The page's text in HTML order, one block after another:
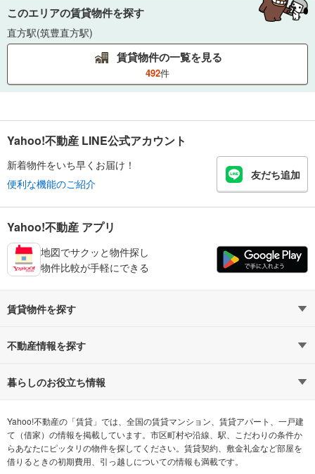
このエリアの賃貸物件を探す
直方駅(筑豊直方駅)
賃貸物件の一覧を見る
492件
Yahoo!不動産 LINE公式アカウント
新着物件をいち早くお届け！
便利な機能のご紹介
友だち追加
Yahoo!不動産 アプリ
地図でサクッと物件探し
物件比較が手軽にできる
賃貸物件を探す
路線・駅から探す
通勤時間から探す
不動産会社から探す 希望の条件から探す
テーマから探す ランキングから探す
不動産情報を探す
不動産・住宅
新築マンション 中古マンション
新築一戸建て 中古一戸建て
暮らしのお役立ち情報
マンションカタログ 教えて！住まいの先生
Yahoo!不動産の「賃貸」では、全国の賃貸マンション、賃貸アパート、一戸建
て（借家）の情報を掲載しています。市区町村や沿線、駅、こだわりの条件か
らあなたにピッタリの物件を探してください。賃貸契約、敷金礼金など部屋を
借りるときの初期費用、引っ越しについての情報も満載です。